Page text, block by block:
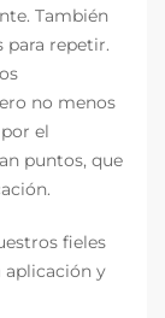
También
para repetir.
no menos
el
puntos, que
fieles
aplicación y